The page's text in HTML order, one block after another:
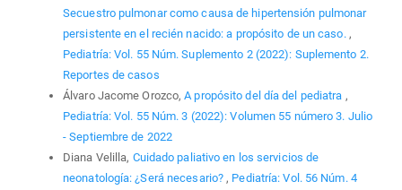
Secuestro pulmonar como causa de hipertensión pulmonar
persistente en el recién nacido: a propósito de un caso. ,
Pediatría: Vol. 55 Núm. Suplemento 2 (2022): Suplemento 2.
Reportes de casos
Álvaro Jacome Orozco,A propósito del día del pediatra ,
Pediatría: Vol. 55 Núm. 3 (2022): Volumen 55 número 3. Julio
- Septiembre de 2022
Diana Velilla, Cuidado paliativo en los servicios de
neonatología: ¿Será necesario? , Pediatría: Vol. 56 Núm. 4